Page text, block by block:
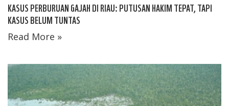
KASUS PERBURUAN GAJAH DI RIAU: PUTUSAN HAKIM TEPAT, TAPI
KASUS BELUM TUNTAS
Read More »